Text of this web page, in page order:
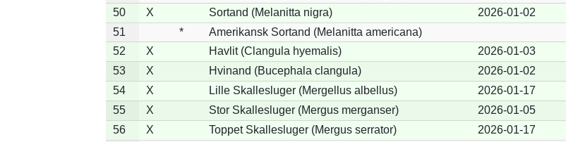
50
X Sortand (Melanitta nigra) 2026-01-02
51
*
Amerikansk Sortand (Melanitta americana)
52
X Havlit (Clangula hyemalis) 2026-01-03
53
X Hvinand (Bucephala clangula) 2026-01-02
54
X Lille Skallesluger (Mergellus albellus) 2026-01-17
55
X Stor Skallesluger (Mergus merganser) 2026-01-05
56
X Toppet Skallesluger (Mergus serrator) 2026-01-17